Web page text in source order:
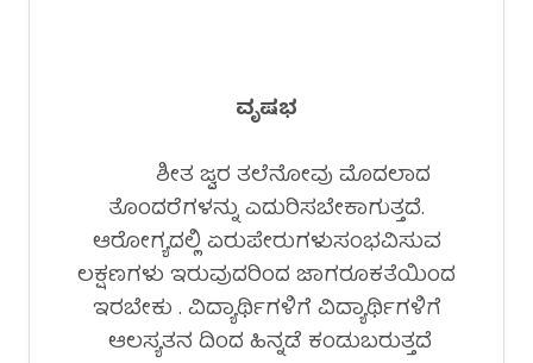
ವೃಷಭ
ಶೀತ ಜ್ವರ ತಲೆನೋವು ಮೊದಲಾದ
ತೊಂದರೆಗಳನ್ನು ಎದುರಿಸಬೇಕಾಗುತ್ತದೆ.
ಆರೋಗ್ಯದಲ್ಲಿ ಏರುಪೇರುಗಳುಸಂಭವಿಸುವ
ಲಕ್ಷಣಗಳು ಇರುವುದರಿಂದ ಜಾಗರೂಕತೆಯಿಂದ
ಇರಬೇಕು . ವಿದ್ಯಾರ್ಥಿಗಳಿಗೆ ವಿದ್ಯಾರ್ಥಿಗಳಿಗೆ
ಆಲಸ್ಯತನ ದಿಂದ ಹಿನ್ನಡೆ ಕಂಡುಬರುತ್ತದೆ